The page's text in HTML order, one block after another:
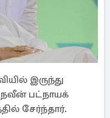
இருந்து
நவீன் பட்நாயக்
சேர்ந்தார்.